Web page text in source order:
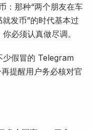
：那种“两个朋友在车
发币”的时代基本过
必须认真做尽调。
少假冒的 Telegram
提醒用户务必核对官